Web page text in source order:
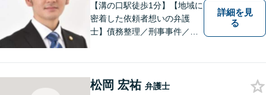
【溝の口駅徒歩1分】【地域に
密着した依頼者想いの弁護
士】債務整理／刑事事件／離
弁護を進めてまいります。ま
詳細を見
る
松岡 宏祐 弁護士